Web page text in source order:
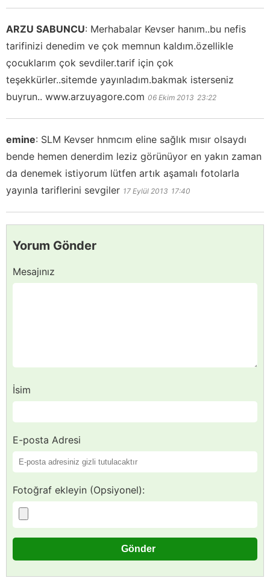
ARZU SABUNCU: Merhabalar Kevser hanım..bu nefis
tarifinizi denedim ve çok memnun kaldım.özellikle
çocuklarım çok sevdiler.tarif için çok
teşekkürler..sitemde yayınladım.bakmak isterseniz
buyrun.. www.arzuyagore.com 06 Ekim 2013 23:22
emine: SLM Kevser hnmcım eline sağlık mısır olsaydı
bende hemen denerdim leziz görünüyor en yakın zaman
da denemek istiyorum lütfen artık aşamalı fotolarla
yayınla tariflerini sevgiler 17 Eylül 2013 17:40
Yorum Gönder
Mesajınız
İsim
E-posta Adresi
Fotoğraf ekleyin (Opsiyonel):